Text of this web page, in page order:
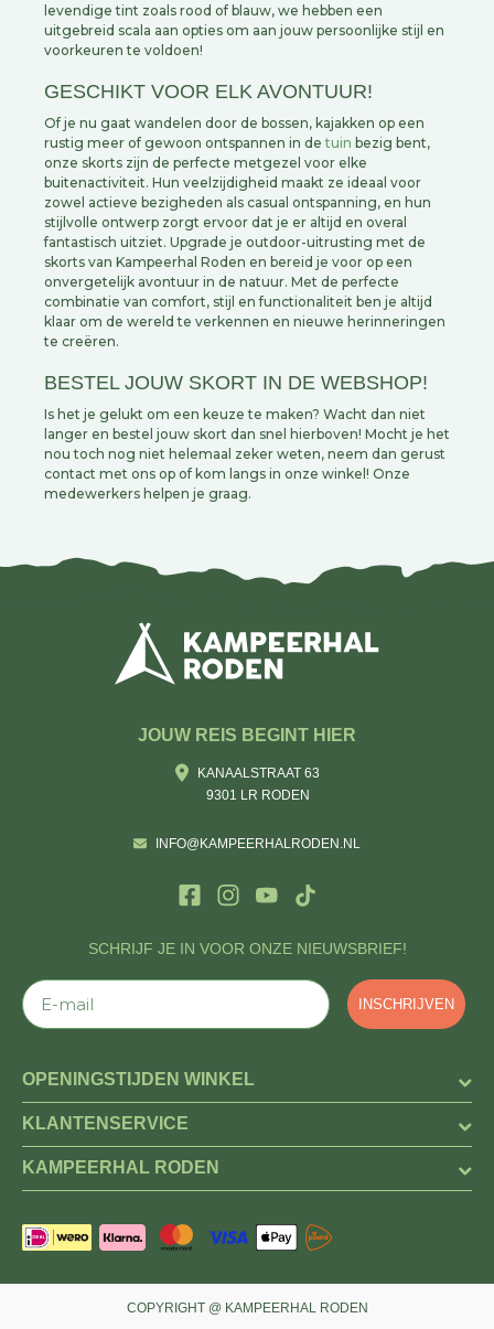
levendige tint zoals rood of blauw, we hebben een
uitgebreid scala aan opties om aan jouw persoonlijke stijl en
voorkeuren te voldoen!
GESCHIKT VOOR ELK AVONTUUR!
Of je nu gaat wandelen door de bossen, kajakken op een
rustig meer of gewoon ontspannen in detuin bezig bent,
onze skorts zijn de perfecte metgezel voor elke
buitenactiviteit. Hun veelzijdigheid maakt ze ideaal voor
zowel actieve bezigheden als casual ontspanning, en hun
stijlvolle ontwerp zorgt ervoor dat je er altijd en overal
fantastisch uitziet. Upgrade je outdoor-uitrusting met de
skorts van Kampeerhal Roden en bereid je voor op een
onvergetelijk avontuur in de natuur. Met de perfecte
combinatie van comfort, stijl en functionaliteit ben je altijd
klaar om de wereld te verkennen en nieuwe herinneringen
te creëren.
BESTEL JOUW SKORT IN DE WEBSHOP!
Is het je gelukt om een keuze te maken? Wacht dan niet
langer en bestel jouw skort dan snel hierboven! Mocht je het
nou toch nog niet helemaal zeker weten, neem dan gerust
contact met ons op of kom langs in onze winkel! Onze
medewerkers helpen je graag.
SCHRIJF JE IN VOOR ONZE NIEUWSBRIEF!
E-mail
INSCHRIJVEN
JOUW REIS BEGINT HIER
KANAALSTRAAT 63
9301 LR RODEN
INFO@KAMPEERHALRODEN.NL
OPENINGSTIJDEN WINKEL
KLANTENSERVICE
KAMPEERHAL RODEN
COPYRIGHT @ KAMPEERHAL RODEN